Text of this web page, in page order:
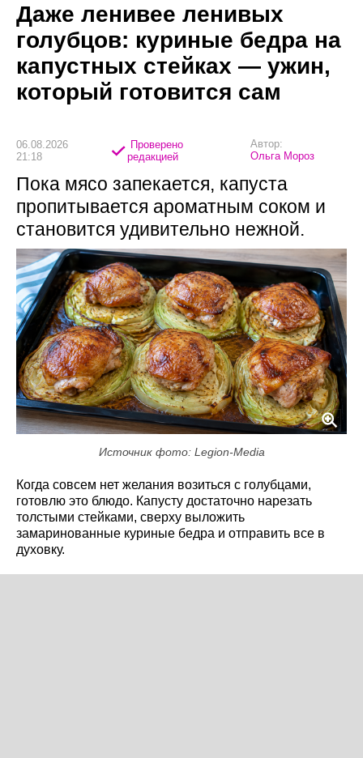
Даже ленивее ленивых
голубцов: куриные бедра на
капустных стейках — ужин,
который готовится сам
06.08.2026
21:18
Проверено
редакцией
Автор:
Ольга Мороз
Пока мясо запекается, капуста
пропитывается ароматным соком и
становится удивительно нежной.
Источник фото: Legion-Media
Когда совсем нет желания возиться с голубцами,
готовлю это блюдо. Капусту достаточно нарезать
толстыми стейками, сверху выложить
замаринованные куриные бедра и отправить все в
духовку.